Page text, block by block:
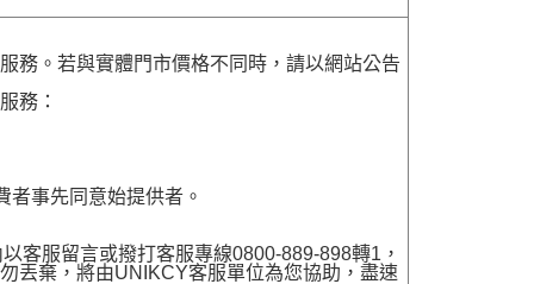
務。若與實體門市價格不同時，請以網站公告
務：
事先同意始提供者。
客服留言或撥打客服專線0800-889-898轉1，
丟棄，將由UNIKCY客服單位為您協助，盡速